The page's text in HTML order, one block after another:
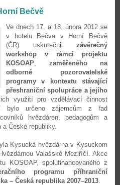
Bečvě
Ve dnech 17. a 18. února 2012 se
v hotelu Bečva v Horní Bečvě
(ČR) uskutečnil závěrečný
workshop v rámci projektu
KOSOAP, zaměřeného na
odborné pozorovatelské
programy v kontextu stávající
přeshraniční spolupráce a jejího
využití pro vzdělávací činnost
bylo určeno zájemcům z řad
hvězdáren, pedagogům a
České republiky.
Kysucká hvězdárna v Kysuckom
Valašské Meziříčí. Akce
KOSOAP, spolufinancovaného z
programu příhraniční
– Česká republika 2007–2013.